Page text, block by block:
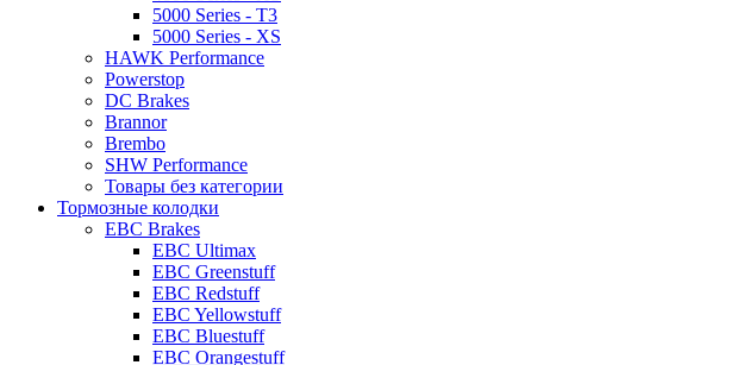
5000 Series - T3
5000 Series - XS
HAWK Performance
Powerstop
DC Brakes
Brannor
Brembo
SHW Performance
Товары без категории
Тормозные колодки
EBC Brakes
EBC Ultimax
EBC Greenstuff
EBC Redstuff
EBC Yellowstuff
EBC Bluestuff
EBC Orangestuff